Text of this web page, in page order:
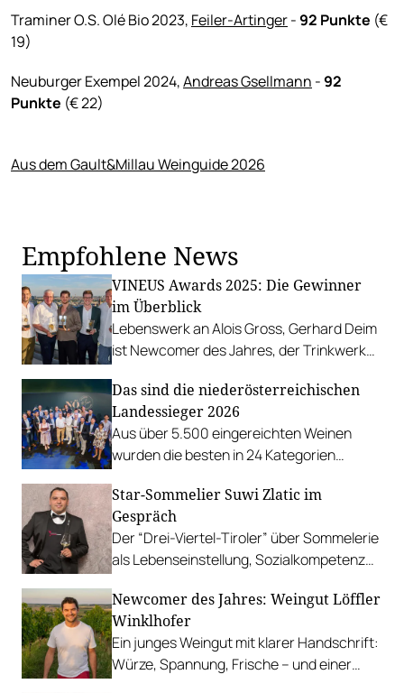
Traminer O.S. Olé Bio 2023, Feiler-Artinger-92 Punkte (€
19)
Neuburger Exempel 2024,Andreas Gsellmann -92
Punkte (€ 22)
Aus dem Gault&Millau Weinguide 2026
Empfohlene News
VINEUS Awards 2025: Die Gewinner
im Überblick
Lebenswerk an Alois Gross, Gerhard Deim
ist Newcomer des Jahres, der Trinkwerk
v. m.
Das sind die niederösterreichischen
Landessieger 2026
Aus über 5.500 eingereichten Weinen
wurden die besten in 24 Kategorien
Wein.
Star-Sommelier Suwi Zlatic im
Gespräch
Der “Drei-Viertel-Tiroler” über Sommelerie
als Lebenseinstellung, Sozialkompetenz
Newcomer des Jahres: Weingut Löffler
Winklhofer
Ein junges Weingut mit klarer Handschrift:
Würze, Spannung, Frische – und einer